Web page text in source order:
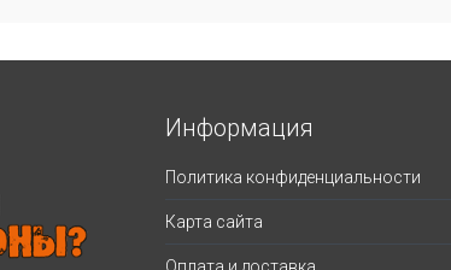
Информация
Политика конфиденциальности
Карта сайта